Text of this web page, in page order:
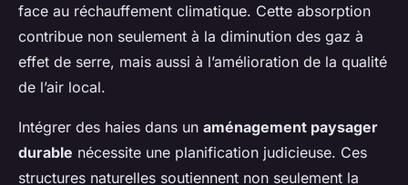
face au réchauffement climatique. Cette absorption
contribue non seulement à la diminution des gaz à
effet de serre, mais aussi à l’amélioration de la qualité
de l’air local.
Intégrer des haies dans un aménagement paysager
durable nécessite une planification judicieuse. Ces
structures naturelles soutiennent non seulement la